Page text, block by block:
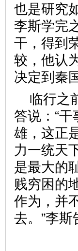
也是研究
李斯学完
干，得到
较，他认
决定到秦
临行之
答说：“
雄，这正
力一统天
是最大的
贱穷困的
作为，并
去。”李